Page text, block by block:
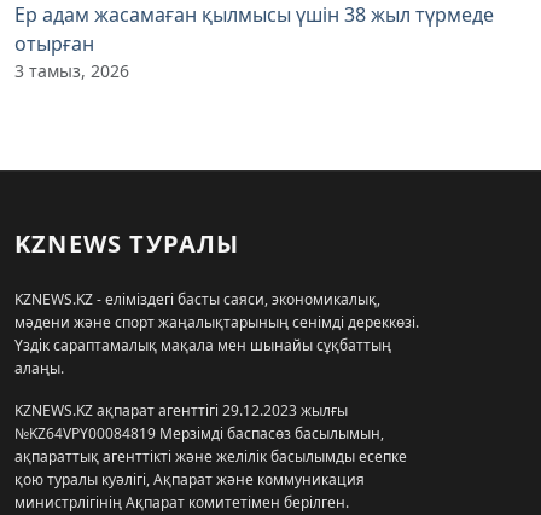
Ер адам жасамаған қылмысы үшін 38 жыл түрмеде
отырған
3 тамыз, 2026
KZNEWS ТУРАЛЫ
KZNEWS.KZ - еліміздегі басты саяси, экономикалық,
мәдени және спорт жаңалықтарының сенімді дереккөзі.
Үздік сараптамалық мақала мен шынайы сұқбаттың
алаңы.
KZNEWS.KZ ақпарат агенттігі 29.12.2023 жылғы
№KZ64VPY00084819 Мерзімді баспасөз басылымын,
ақпараттық агенттікті және желілік басылымды есепке
қою туралы куәлігі, Ақпарат және коммуникация
министрлігінің Ақпарат комитетімен берілген.